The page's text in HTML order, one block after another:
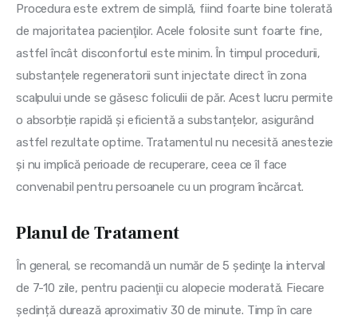
Procedura este extrem de simplă, fiind foarte bine tolerată
de majoritatea pacienţilor. Acele folosite sunt foarte fine,
astfel încât disconfortul este minim. În timpul procedurii,
substanțele regeneratorii sunt injectate direct în zona
scalpului unde se găsesc foliculii de păr. Acest lucru permite
o absorbție rapidă și eficientă a substanțelor, asigurând
astfel rezultate optime. Tratamentul nu necesită anestezie
și nu implică perioade de recuperare, ceea ce îl face
convenabil pentru persoanele cu un program încărcat.
Planul de Tratament
În general, se recomandă un număr de 5 şedinţe la interval
de 7-10 zile, pentru pacienţii cu alopecie moderată. Fiecare
ședință durează aproximativ 30 de minute. Timp în care